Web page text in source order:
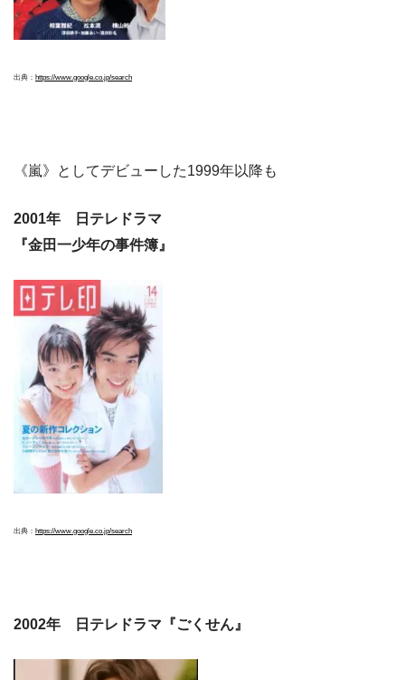
出典： https://www.google.co.jp/search
《嵐》としてデビューした1999年以降も
2001年 日テレドラマ
『金田一少年の事件簿』
出典： https://www.google.co.jp/search
2002年 日テレドラマ『ごくせん』